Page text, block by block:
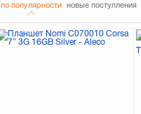
по популярности новые поступления